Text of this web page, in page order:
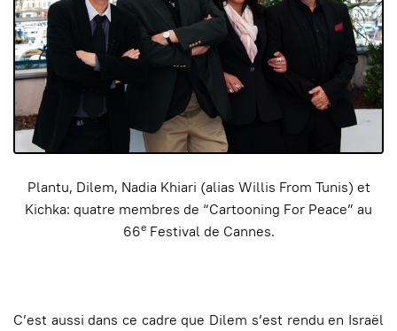
Plantu, Dilem, Nadia Khiari (alias Willis From Tunis) et
Kichka: quatre membres de “Cartooning For Peace” au
66eFestival de Cannes.
C’est aussi dans ce cadre que Dilem s’est rendu en Israël